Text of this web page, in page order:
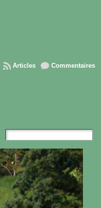
Commentaires
Articles